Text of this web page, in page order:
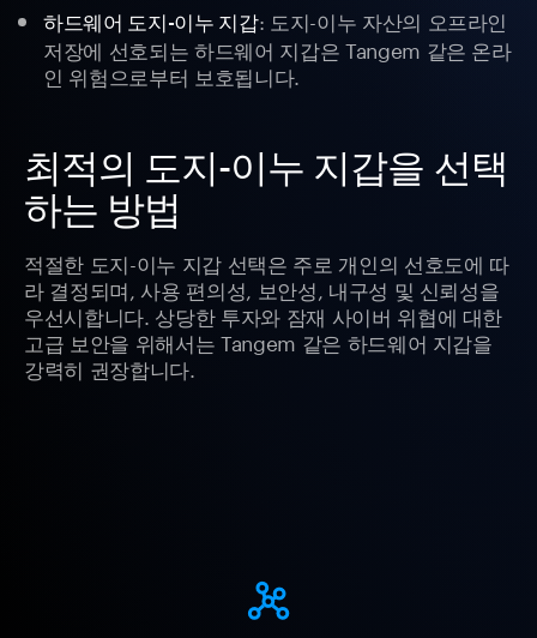
하드웨어 도지-이누 지갑: 도지-이누 자산의 오프라인
저장에 선호되는 하드웨어 지갑은 Tangem 같은 온라
인 위험으로부터 보호됩니다.
최적의 도지-이누 지갑을 선택
하는 방법
적절한 도지-이누 지갑 선택은 주로 개인의 선호도에 따
라 결정되며, 사용 편의성, 보안성, 내구성 및 신뢰성을
우선시합니다. 상당한 투자와 잠재 사이버 위협에 대한
고급 보안을 위해서는 Tangem 같은 하드웨어 지갑을
강력히 권장합니다.